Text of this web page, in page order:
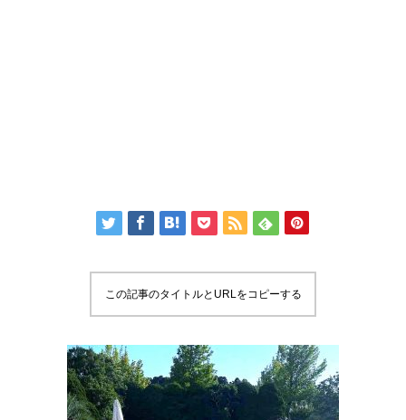
この記事のタイトルとURLをコピーする